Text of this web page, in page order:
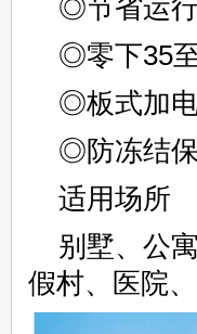
◎节省运
◎零下35
◎板式加
◎防冻结保
适用场所
别墅、公
假村、医院